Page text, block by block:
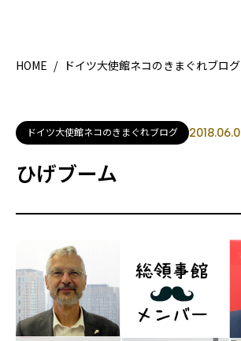
HOME
地域別ガイド
観光ガイド
ライフスタイル
著者一覧
ライター募集
HOME / ドイツ大使館ネコのきまぐれブログ
ドイツ大使館ネコのきまぐれブログ
ひげブーム